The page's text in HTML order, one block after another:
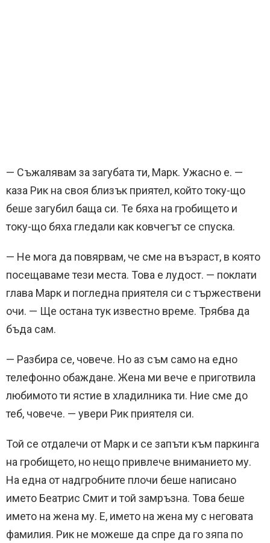
— Съжалявам за загубата ти, Марк. Ужасно е. —
каза Рик на своя близък приятел, който току-що
беше загубил баща си. Те бяха на гробището и
току-що бяха гледали как ковчегът се спуска.
— Не мога да повярвам, че сме на възраст, в която
посещаваме тези места. Това е лудост. — поклати
глава Марк и погледна приятеля си с тържествени
очи. — Ще остана тук известно време. Трябва да
бъда сам.
— Разбира се, човече. Но аз съм само на едно
телефонно обаждане. Жена ми вече е приготвила
любимото ти ястие в хладилника ти. Ние сме до
теб, човече. — увери Рик приятеля си.
Той се отдалечи от Марк и се запъти към паркинга
на гробището, но нещо привлече вниманието му.
На една от надгробните плочи беше написано
името Беатрис Смит и той замръзна. Това беше
името на жена му. Е, името на жена му с неговата
фамилия. Рик не можеше да спре да го зяпа по